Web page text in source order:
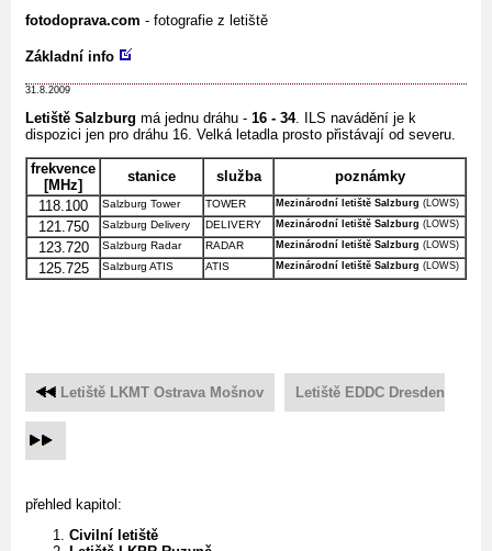
fotodoprava.com - fotografie z letiště
Základní info
31.8.2009
Letiště Salzburg má jednu dráhu - 16 - 34. ILS navádění je k
dispozici jen pro dráhu 16. Velká letadla prosto přistávají od severu.
frekvence
[MHz]
stanice služba
poznámky
118.100
Salzburg Tower TOWER Mezinárodní letiště Salzburg (LOWS)
121.750 Salzburg Delivery DELIVERY Mezinárodní letiště Salzburg (LOWS)
123.720 Salzburg Radar RADAR Mezinárodní letiště Salzburg (LOWS)
125.725 Salzburg ATIS ATIS Mezinárodní letiště Salzburg (LOWS)
Letiště LKMT Ostrava Mošnov Letiště EDDC Dresden
přehled kapitol:
Civilní letiště